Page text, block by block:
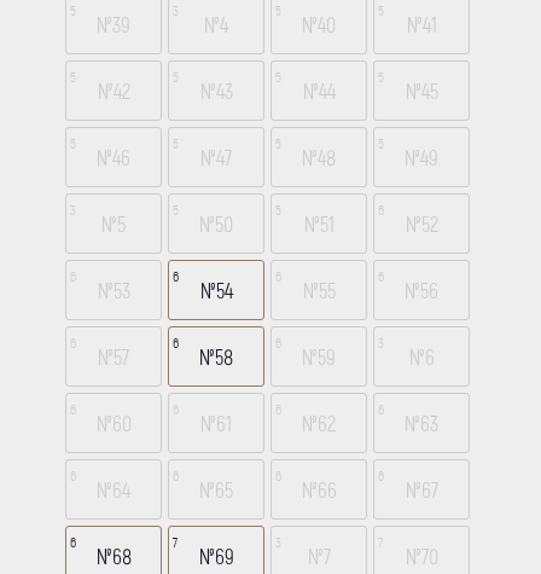
№39
5
№4
3
№40
5
№41
5
№42
5
№43
5
№44
5
№45
5
№46
5
№47
5
№48
5
№49
5
№5
3
№50
5
№51
5
№52
6
№53
6
№54
6
№55
6
№56
6
№57
6
№58
6
№59
6
№6
3
№60
6
№61
6
№62
6
№63
6
№64
6
№65
6
№66
6
№67
6
№68
6
№69
7
№7
3
№70
7